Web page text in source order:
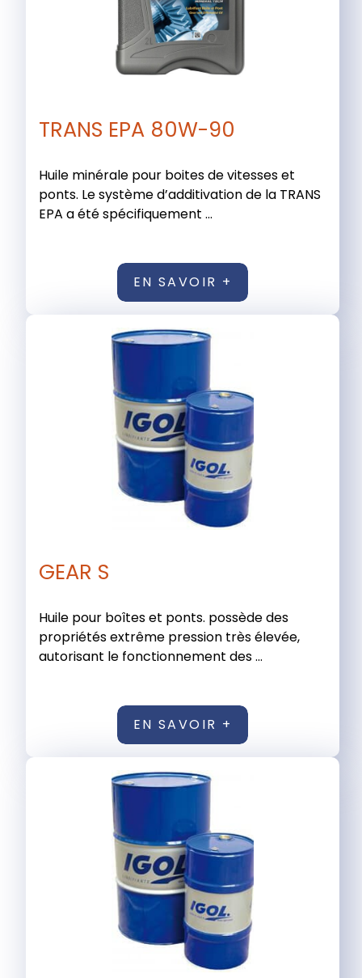
TRANS EPA 80W-90
Huile minérale pour boites de vitesses et
ponts. Le système d’additivation de la TRANS
EPA a été spécifiquement ...
EN SAVOIR +
GEAR S
Huile pour boîtes et ponts. possède des
propriétés extrême pression très élevée,
autorisant le fonctionnement des ...
EN SAVOIR +